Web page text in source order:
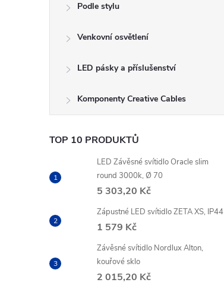
Podle stylu
Venkovní osvětlení
LED pásky a příslušenství
Komponenty Creative Cables
TOP 10 PRODUKTŮ
LED Závěsné svítidlo Oracle slim
round 3000k, Ø 70
5 303,20 Kč
Zápustné LED svítidlo ZETA XS, IP44
1 579 Kč
Závěsné svítidlo Nordlux Alton,
kouřové sklo
2 015,20 Kč